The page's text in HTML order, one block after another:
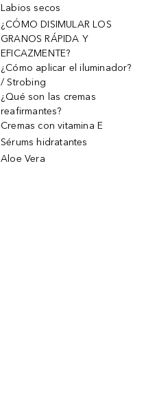
Labios secos
¿CÓMO DISIMULAR LOS
GRANOS RÁPIDA Y
EFICAZMENTE?
¿Cómo aplicar el iluminador?
/ Strobing
¿Qué son las cremas
reafirmantes?
Cremas con vitamina E
Sérums hidratantes
Aloe Vera